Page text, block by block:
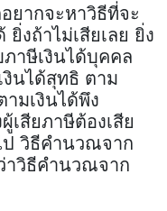
ยากจะหาวิธีที่จะ
งถ้าไม่เสียเลย ยิ่ง
าษีเงินได้บุคคล
งินได้สุทธิ ตาม
มเงินได้พึง
เสียภาษีต้องเสีย
ป วิธีคำนวณจาก
าวิธีคำนวณจาก